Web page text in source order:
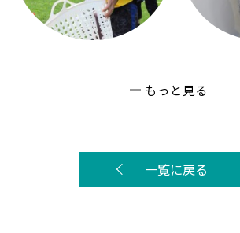
もっと見る
一覧に戻る